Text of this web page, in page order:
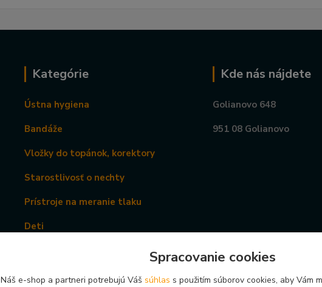
Kategórie
Ústna hygiena
Bandáže
Vložky do topánok, korektory
Starostlivosť o nechty
Prístroje na meranie tlaku
Deti
Kde nás nájdete
Golianovo 648
951 08 Golianovo
Spracovanie cookies
Náš e-shop a partneri potrebujú Váš súhlas s použitím súborov cookies, aby Vám